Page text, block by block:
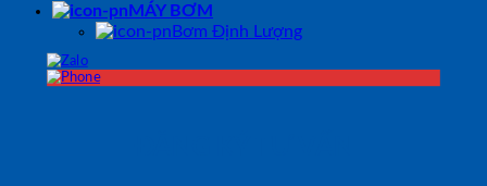
MÁY BƠM
Bơm Định Lượng